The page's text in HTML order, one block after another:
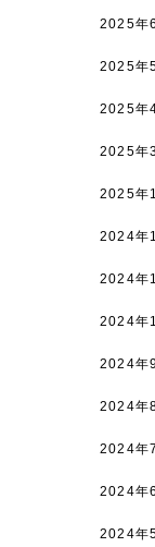
2025年
2025年
2025年
2025年
2025年
2024年
2024年
2024年
2024年
2024年
2024年
2024年
2024年